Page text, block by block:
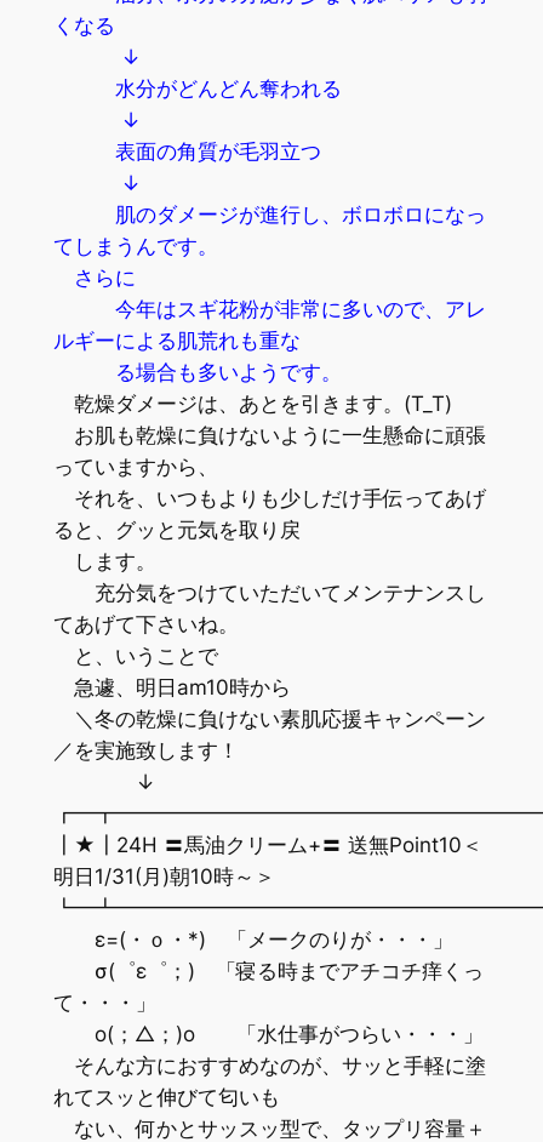
くなる
↓
水分がどんどん奪われる
↓
表面の角質が毛羽立つ
↓
肌のダメージが進行し、ボロボロになっ
てしまうんです。
さらに
今年はスギ花粉が非常に多いので、アレ
ルギーによる肌荒れも重な
る場合も多いようです。
乾燥ダメージは、あとを引きます。(T_T)
お肌も乾燥に負けないように一生懸命に頑張
っていますから、
それを、いつもよりも少しだけ手伝ってあげ
ると、グッと元気を取り戻
します。
充分気をつけていただいてメンテナンスし
てあげて下さいね。
と、いうことで
急遽、明日am10時から
＼冬の乾燥に負けない素肌応援キャンペーン
／を実施致します！
↓
┃★┃24H 〓馬油クリーム+〓 送無Point10＜
明日1/31(月)朝10時～＞
ε=(・ｏ・*) 「メークのりが・・・」
σ(゜ε゜；) 「寝る時までアチコチ痒くっ
て・・・」
o(；△；)o 「水仕事がつらい・・・」
そんな方におすすめなのが、サッと手軽に塗
れてスッと伸びて匂いも
ない、何かとサッスッ型で、タップリ容量＋